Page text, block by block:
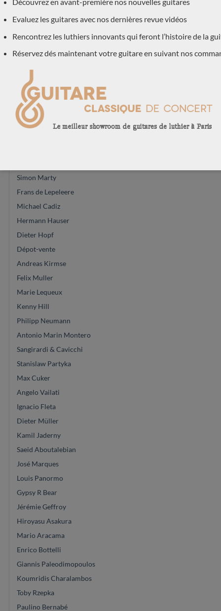
Vasilis Vaseleiadis
José Romanillos & son
Will Hamm
Régis Sala
Andreas Madimenos
Leonardo de Gregorio
Daniel Friederich
Gerardo Centonze
Simon Marty
Frans de Lepeleere
Michael Cadiz
Hermann Hauser
Dieter Hopf
Dépot-vente
Andreas Kirmse
Felix Muller
Marie Lequeux
Kenny Hill
Philipp Neumann
Antonio Marin Montero
Sangirardi & Cavicchi
Stanislaw Partyka
Max Cuker
Angelo Vailati
Ignacio Fleta
Dieter Müller
Kamil Jaderny
Saeid Aboutalebian
José Marques
Louis Panormo
Gypsy R Bear
Jérémie Geffroy
Hiroyasu Asakura
Mario Aracama
Enrico Bottelli
Giannis Paleodimopoulos
Koumridis Charalambos
Toby Rzepka
Paulino Bernabé
Découvrez en avant-première nos nouvelles guitares
Evaluez les guitares avec nos dernières revue vidéos
Rencontrez les luthiers innovants qui feront l’histoire de la
Réservez dés maintenant votre guitare en suivant nos